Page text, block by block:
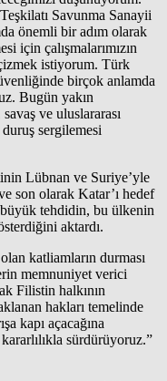
Savunma Sanayii
önemli bir adım olarak
için çalışmalarımızın
istiyorum. Türk
birçok anlamda
Bugün yakın
ve uluslararası
duruş sergilemesi
Lübnan ve Suriye’yle
son olarak Katar’ı hedef
büyük tehdidin, bu ülkenin
aktardı.
katliamların durması
memnuniyet verici
Filistin halkının
hakları temelinde
kapı açacağına
sürdürüyoruz.”